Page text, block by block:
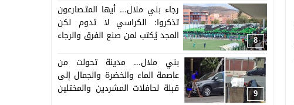
مسير الندوة الذي أجابه ” هد المرة
خلي رأيك عندك”!
8
رجاء بني ملال… أيها المتـصارعون
تذكروا: الكراسي لا تدوم لكن
المجد يُكتب لمن صنع الفرق والرجاء
الولاء للفريق لا للذات وحين نعيد
للكرة قدسيتها وللجمهور إحترامه
وللتاريخ إعتباره
9
بني ملال… مدينة تحولت من
عاصمة الماء والخضرة والجمال إلى
قبلة لحافلات المشردين والمختلين